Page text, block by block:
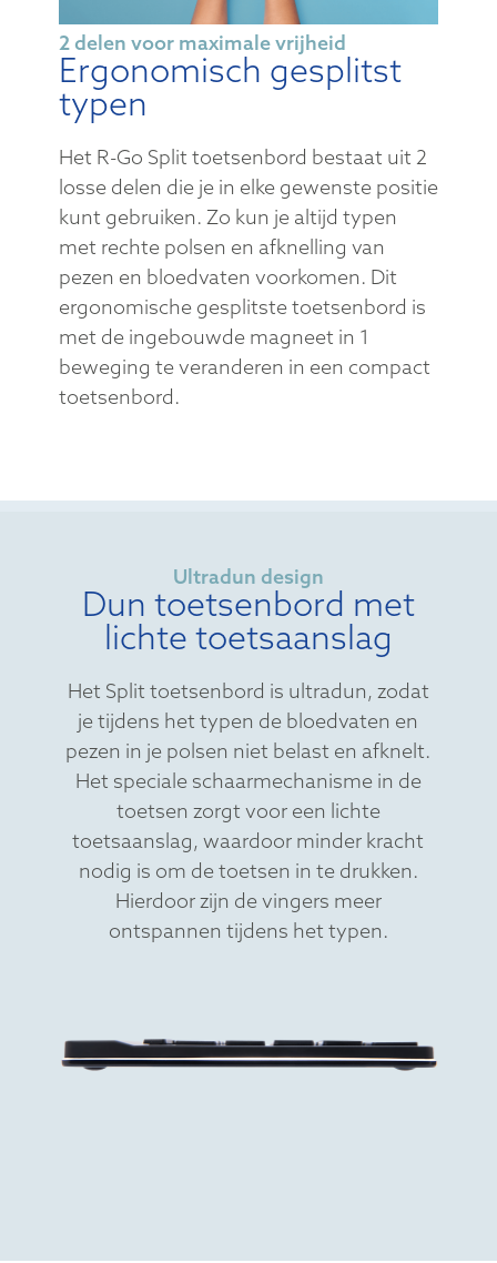
2 delen voor maximale vrijheid
Ergonomisch gesplitst
typen
Het R-Go Split toetsenbord bestaat uit 2
losse delen die je in elke gewenste positie
kunt gebruiken. Zo kun je altijd typen
met rechte polsen en afknelling van
pezen en bloedvaten voorkomen. Dit
ergonomische gesplitste toetsenbord is
met de ingebouwde magneet in 1
beweging te veranderen in een compact
toetsenbord.
Ultradun design
Dun toetsenbord met
lichte toetsaanslag
Het Split toetsenbord is ultradun, zodat
je tijdens het typen de bloedvaten en
pezen in je polsen niet belast en afknelt.
Het speciale schaarmechanisme in de
toetsen zorgt voor een lichte
toetsaanslag, waardoor minder kracht
nodig is om de toetsen in te drukken.
Hierdoor zijn de vingers meer
ontspannen tijdens het typen.